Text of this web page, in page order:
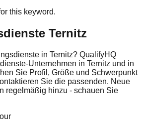
this keyword.
Ternitz
in Ternitz? QualifyHQ
Unternehmen in Ternitz und in
Sie Profil, Größe und Schwerpunkt
Sie die passenden. Neue
regelmäßig hinzu - schauen Sie